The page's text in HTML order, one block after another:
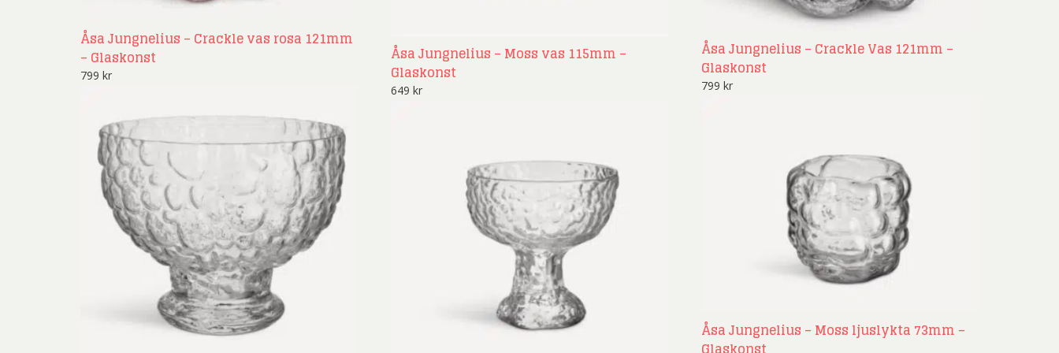
Åsa Jungnelius – Crackle vas rosa 121mm
– Glaskonst
799 kr
Åsa Jungnelius – Moss vas 115mm –
Glaskonst
649 kr
Åsa Jungnelius – Crackle Vas 121mm –
Glaskonst
799 kr
Åsa Jungnelius – Moss ljuslykta 73mm –